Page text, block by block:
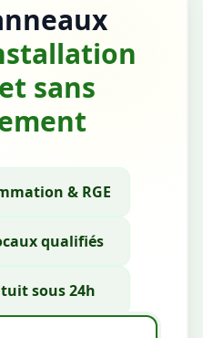
sans
& RGE
qualifiés
sous 24h